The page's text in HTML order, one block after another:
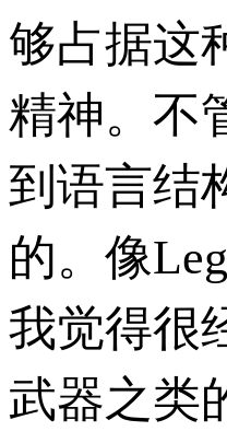
够占据这
精神。不
到语言结
的。像
我觉得很
武器之类